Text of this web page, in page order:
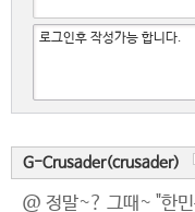
G-Crusader(crusader)
@ 정말~? 그때~ "한